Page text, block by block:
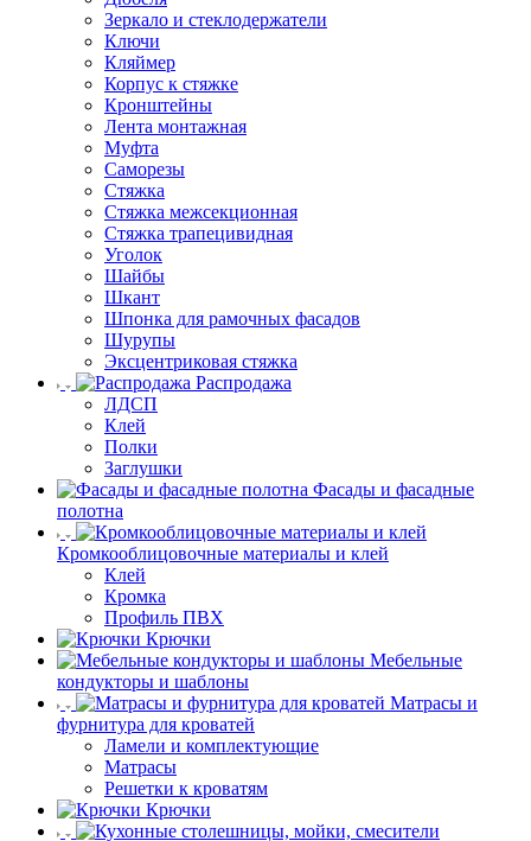
Зеркало и стеклодержатели
Ключи
Кляймер
Корпус к стяжке
Кронштейны
Лента монтажная
Муфта
Саморезы
Стяжка
Стяжка межсекционная
Стяжка трапецивидная
Уголок
Шайбы
Шкант
Шпонка для рамочных фасадов
Шурупы
Эксцентриковая стяжка
Распродажа
ЛДСП
Клей
Полки
Заглушки
Фасады и фасадные
полотна
Кромкооблицовочные материалы и клей
Клей
Кромка
Профиль ПВХ
Крючки
Мебельные
кондукторы и шаблоны
Матрасы и
фурнитура для кроватей
Ламели и комплектующие
Матрасы
Решетки к кроватям
Крючки